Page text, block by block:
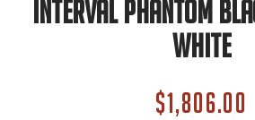
INTERVAL PHANTOM
WHITE
$1,806.00